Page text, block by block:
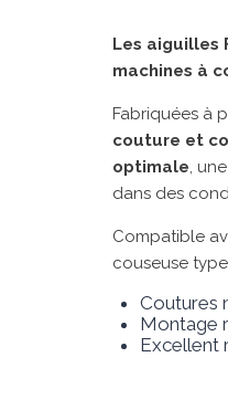
Les aiguilles
machines à
Fabriquées à
couture et
optimale, une
dans des
Compatible
couseuse
Coutures
Montage
Excellent
fermeture agro-
pour emballage